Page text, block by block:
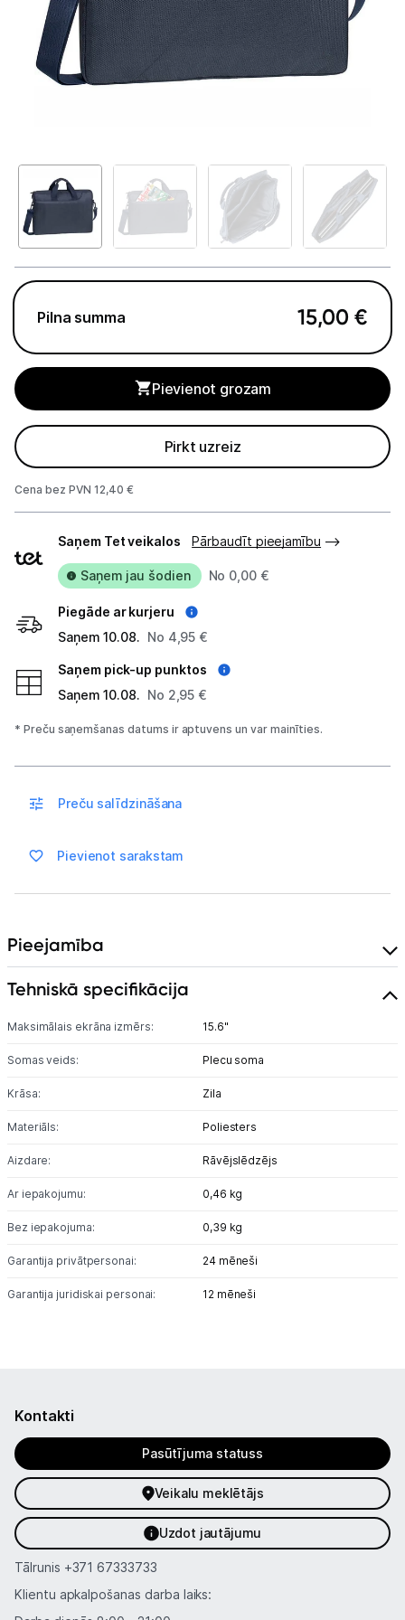
GAMING pasaule >
Portatīvie datori un piederumi
Portatīvie datori
Lādētāji un adapteri
Dokstacijas
Portatīvie dzesētāji
Audio
Stacionārie datori un piederumi
Spēļu konsoles un piederumi
Projektori un ekrāni
Tīkla iekārtas
Biroja piederumi
Telefoni, planšetdatori
Viedierīces
Sadzīves tehnika
Skaistumkopšana
Blogs
Piegāde un apmaksa
Kontakti
Informācija
Pilna summa 15,00 €
Pievienot grozam
Pirkt uzreiz
Cena bez PVN 12,40 €
veidi
Saņem Tet veikalos Pārbaudīt pieejamību
Saņem jau šodien No 0,00 €
Piegāde ar kurjeru
Saņem 10.08. No 4,95 €
Saņem pick-up punktos
Saņem 10.08. No 2,95 €
* Preču saņemšanas datums ir aptuvens un var mainīties.
Preču salīdzināšana
Pievienot sarakstam
Pieejamība
Tehniskā specifikācija
Maksimālais ekrāna izmērs: 15.6"
Somas veids: Plecu soma
Krāsa: Zila
Materiāls: Poliesters
Aizdare: Rāvējslēdzējs
Ar iepakojumu: 0,46 kg
Bez iepakojuma: 0,39 kg
Garantija privātpersonai: 24 mēneši
Garantija juridiskai personai: 12 mēneši
Kontakti
Pasūtījuma statuss
Veikalu meklētājs
Uzdot jautājumu
Tālrunis +371 67333733
Klientu apkalpošanas darba laiks: